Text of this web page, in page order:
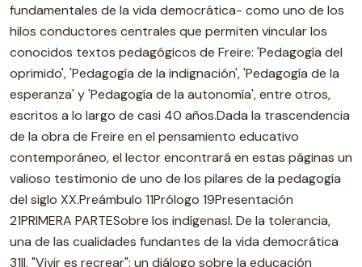
fundamentales de la vida democrática- como uno de los
hilos conductores centrales que permiten vincular los
conocidos textos pedagógicos de Freire: 'Pedagogía del
oprimido', 'Pedagogía de la indignación', 'Pedagogía de la
esperanza' y 'Pedagogía de la autonomía', entre otros,
escritos a lo largo de casi 40 años.Dada la trascendencia
de la obra de Freire en el pensamiento educativo
contemporáneo, el lector encontrará en estas páginas un
valioso testimonio de uno de los pilares de la pedagogía
del siglo XX.Preámbulo 11Prólogo 19Presentación
21PRIMERA PARTESobre los indígenasI. De la tolerancia,
una de las cualidades fundantes de la vida democrática
31II. "Vivir es recrear": un diálogo sobre la educación